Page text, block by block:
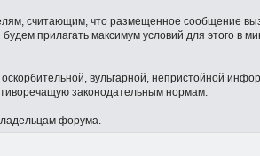
считающим, что размещенное сообщение
прилагать максимум условий для этого в
вульгарной, непристойной
законодательным нормам.
форума.